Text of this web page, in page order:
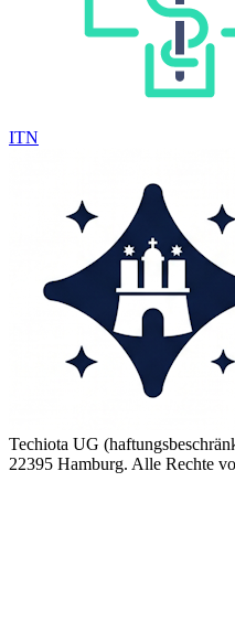
ITN
Techiota UG
22395 Hamburg. Alle Rechte